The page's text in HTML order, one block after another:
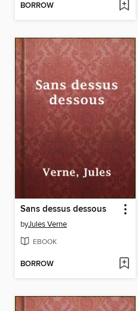
BORROW
Sans dessus dessous
byJules Verne
EBOOK
BORROW